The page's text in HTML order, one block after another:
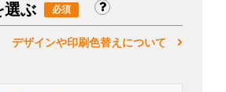
選ぶ
デザインや印刷色替えについて